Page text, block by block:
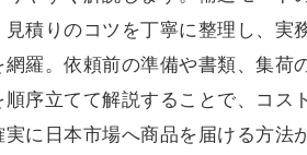
積りのコツを丁寧に整理し、実
羅。依頼前の準備や書類、集荷
序立てて解説することで、コス
実に日本市場へ商品を届ける方法